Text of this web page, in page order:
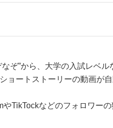
ぞ”から、大学の入試レベル
ョートストーリーの動画が自
TikTockなどのフォロワー